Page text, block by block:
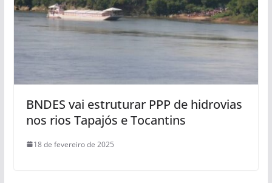
BNDES vai estruturar PPP de hidrovias
nos rios Tapajós e Tocantins
18 de fevereiro de 2025